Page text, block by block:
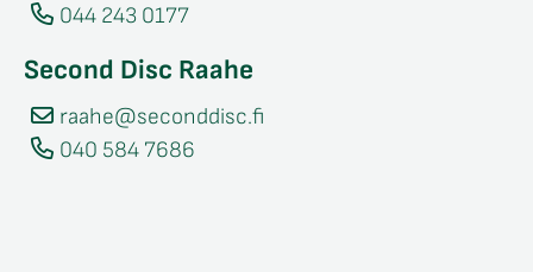
044 243 0177
Second Disc Raahe
raahe@seconddisc.fi
040 584 7686